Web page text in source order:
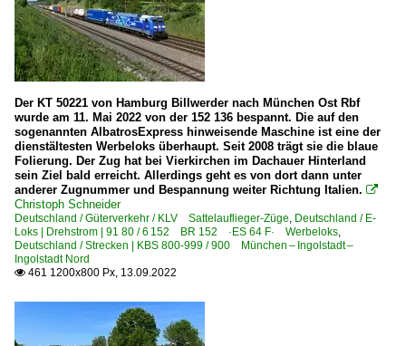
Der KT 50221 von Hamburg Billwerder nach München Ost Rbf
wurde am 11. Mai 2022 von der 152 136 bespannt. Die auf den
sogenannten AlbatrosExpress hinweisende Maschine ist eine der
dienstältesten Werbeloks überhaupt. Seit 2008 trägt sie die blaue
Folierung. Der Zug hat bei Vierkirchen im Dachauer Hinterland
sein Ziel bald erreicht. Allerdings geht es von dort dann unter
anderer Zugnummer und Bespannung weiter Richtung Italien. 
Christoph Schneider
Deutschland / Güterverkehr / KLV Sattelauflieger-Züge, Deutschland / E-
Loks | Drehstrom | 91 80 / 6 152 BR 152 ·ES 64 F· Werbeloks,
Deutschland / Strecken | KBS 800-999 / 900 München – Ingolstadt –
Ingolstadt Nord
 461 1200x800 Px, 13.09.2022